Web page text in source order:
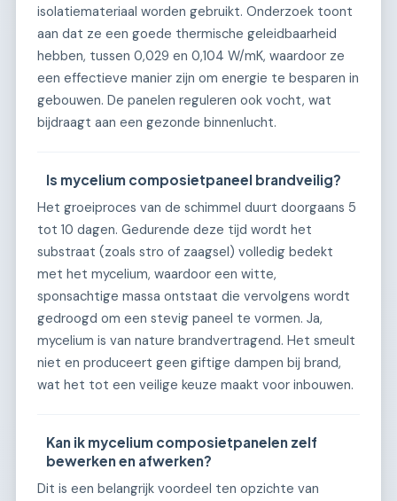
isolatiemateriaal worden gebruikt. Onderzoek toont
aan dat ze een goede thermische geleidbaarheid
hebben, tussen 0,029 en 0,104 W/mK, waardoor ze
een effectieve manier zijn om energie te besparen in
gebouwen. De panelen reguleren ook vocht, wat
bijdraagt aan een gezonde binnenlucht.
Is mycelium composietpaneel brandveilig?
Het groeiproces van de schimmel duurt doorgaans 5
tot 10 dagen. Gedurende deze tijd wordt het
substraat (zoals stro of zaagsel) volledig bedekt
met het mycelium, waardoor een witte,
sponsachtige massa ontstaat die vervolgens wordt
gedroogd om een stevig paneel te vormen. Ja,
mycelium is van nature brandvertragend. Het smeult
niet en produceert geen giftige dampen bij brand,
wat het tot een veilige keuze maakt voor inbouwen.
Kan ik mycelium composietpanelen zelf
bewerken en afwerken?
Dit is een belangrijk voordeel ten opzichte van